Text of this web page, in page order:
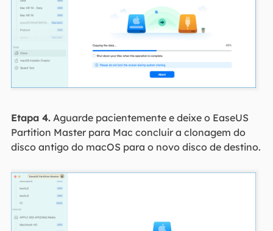
Etapa 4.Aguarde pacientemente e deixe o EaseUS
Partition Master para Mac concluir a clonagem do
disco antigo do macOS para o novo disco de destino.